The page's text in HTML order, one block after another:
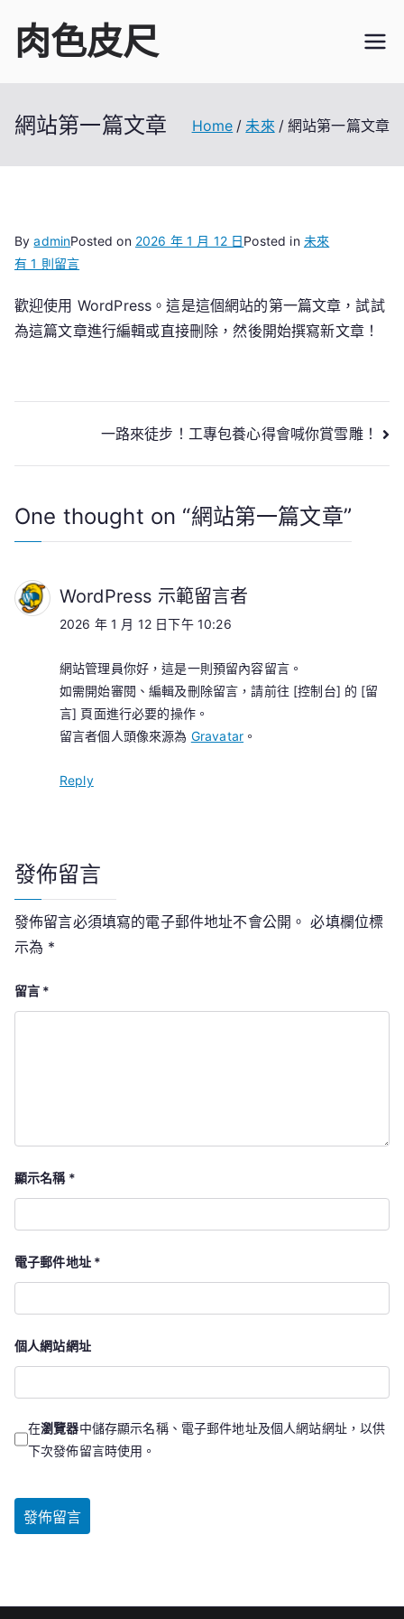
content
肉色皮尺
網站第一篇文章 Home 未來 網站第一篇文章
ByadminPosted on 2026 年 1 月 12 日Posted in 未來
在
站
第
文
有 1 則留言
歡迎使用 WordPress。這是這個網站的第一篇文章，試試
為這篇文章進行編輯或直接刪除，然後開始撰寫新文章！
章
導
覽
一路來徒步！工專包養心得會喊你賞雪雕！
One thought on “網站第一篇文章”
WordPress 示範留言者
2026 年 1 月 12 日下午 10:26
網站管理員你好，這是一則預留內容留言。
如需開始審閱、編輯及刪除留言，請前往 [控制台] 的 [留
言] 頁面進行必要的操作。
留言者個人頭像來源為 Gravatar 。
Reply
發佈留言
發佈留言必須填寫的電子郵件地址不會公開。 必填欄位標
示為 *
留言 *
顯示名稱 *
電子郵件地址 *
個人網站網址
在瀏覽器中儲存顯示名稱、電子郵件地址及個人網站網址，以供
下次發佈留言時使用。